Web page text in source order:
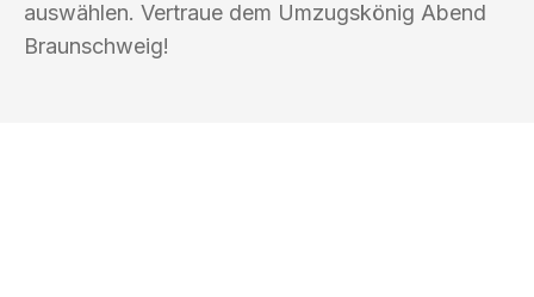
auswählen. Vertraue dem Umzugskönig Abend
Braunschweig!